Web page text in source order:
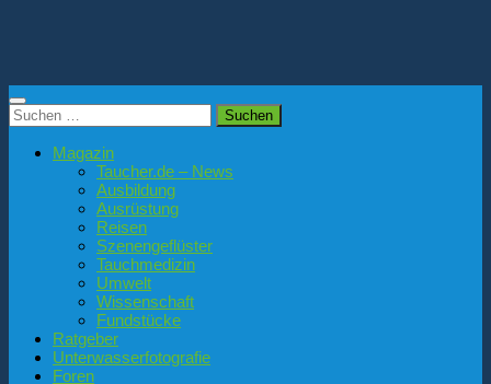
Suchen
nach:
Magazin
Taucher.de – News
Ausbildung
Ausrüstung
Reisen
Szenengeflüster
Tauchmedizin
Umwelt
Wissenschaft
Fundstücke
Ratgeber
Unterwasserfotografie
Foren